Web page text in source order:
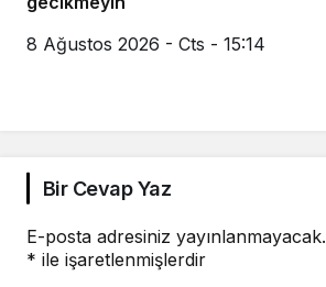
8 Ağustos 2026 - Cts - 15:14
Bir Cevap Yaz
E-posta adresiniz yayınlanmayacak.
* ile işaretlenmişlerdir